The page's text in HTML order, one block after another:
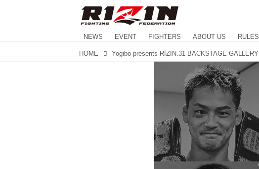
NEWS EVENT FIGHTERS ABOUT US RULES
HOME Yogibo presents RIZIN.31 BACKSTAGE GALLERY